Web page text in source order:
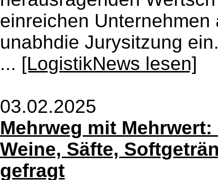
einreichen
unabhdie Jurysitzung
... [LogistikNews lesen]
03.02.2025
Mehrweg mit
Weine, Säfte,
gefragt